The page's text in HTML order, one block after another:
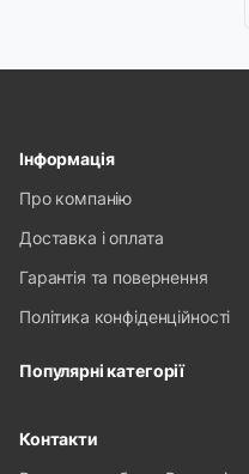
Інформація
Про компанію
Доставка і оплата
Гарантія та повернення
Політика конфіденційності
Популярні категорії
Контакти